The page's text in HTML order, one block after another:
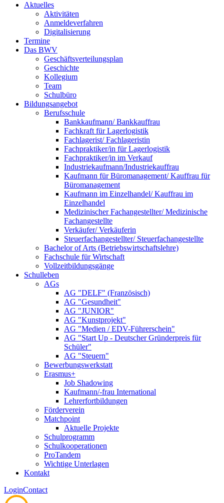
Aktuelles
Aktivitäten
Anmeldeverfahren
Digitalisierung
Termine
Das BWV
Geschäftsverteilungsplan
Geschichte
Kollegium
Team
Schulbüro
Bildungsangebot
Berufsschule
Bankkaufmann/ Bankkauffrau
Fachkraft für Lagerlogistik
Fachlagerist/ Fachlageristin
Fachpraktiker/in für Lagerlogistik
Fachpraktiker/in im Verkauf
Industriekaufmann/Industriekauffrau
Kaufmann für Büromanagement/ Kauffrau für
Büromanagement
Kaufmann im Einzelhandel/ Kauffrau im
Einzelhandel
Medizinischer Fachangestellter/ Medizinische
Fachangestellte
Verkäufer/ Verkäuferin
Steuerfachangestellter/ Steuerfachangestellte
Bachelor of Arts (Betriebswirtschaftslehre)
Fachschule für Wirtschaft
Vollzeitbildungsgänge
Schulleben
AGs
AG "DELF" (Französisch)
AG "Gesundheit"
AG "JUNIOR"
AG "Kunstprojekt"
AG "Medien / EDV-Führerschein"
AG "Start Up - Deutscher Gründerpreis für
Schüler"
AG "Steuern"
Bewerbungswerkstatt
Erasmus+
Job Shadowing
Kaufmann/-frau International
Lehrerfortbildungen
Förderverein
Matchpoint
Aktuelle Projekte
Schulprogramm
Schulkooperationen
ProTandem
Wichtige Unterlagen
Kontakt
LoginContact